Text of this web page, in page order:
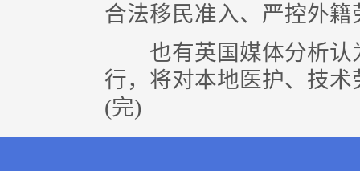
合法移民准入、严控外
也有英国媒体分析认
行，将对本地医护、技
(完)